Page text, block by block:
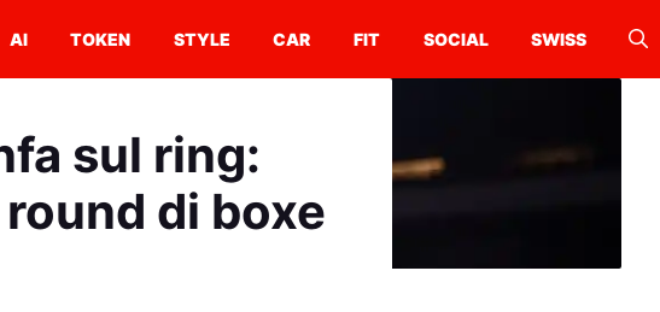
AI TOKEN STYLE CAR FIT SOCIAL SWISS
sul ring:
di boxe